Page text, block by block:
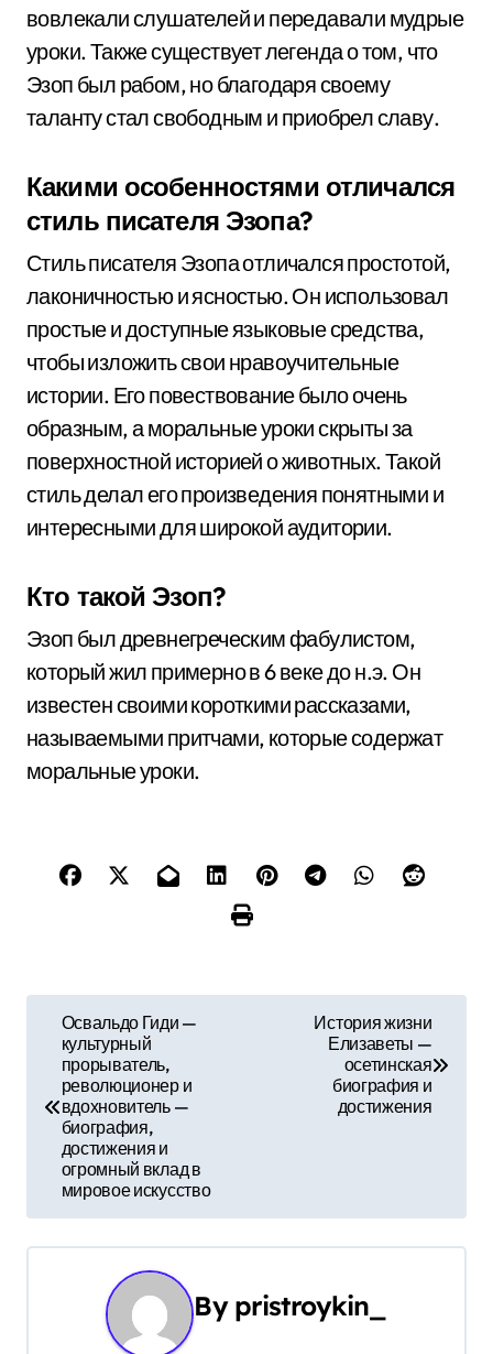
вовлекали слушателей и передавали мудрые
уроки. Также существует легенда о том, что
Эзоп был рабом, но благодаря своему
таланту стал свободным и приобрел славу.
Какими особенностями отличался
стиль писателя Эзопа?
Стиль писателя Эзопа отличался простотой,
лаконичностью и ясностью. Он использовал
простые и доступные языковые средства,
чтобы изложить свои нравоучительные
истории. Его повествование было очень
образным, а моральные уроки скрыты за
поверхностной историей о животных. Такой
стиль делал его произведения понятными и
интересными для широкой аудитории.
Кто такой Эзоп?
Эзоп был древнегреческим фабулистом,
который жил примерно в 6 веке до н.э. Он
известен своими короткими рассказами,
называемыми притчами, которые содержат
моральные уроки.
в
а
Освальдо Гиди —
культурный
прорыватель,
революционер и
вдохновитель —
биография,
достижения и
огромный вклад в
мировое искусство
История жизни
Елизаветы —
осетинская
биография и
достижения
By pristroykin_